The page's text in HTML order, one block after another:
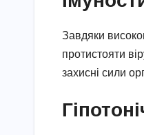
Завдяки
протистояти
захисні сили